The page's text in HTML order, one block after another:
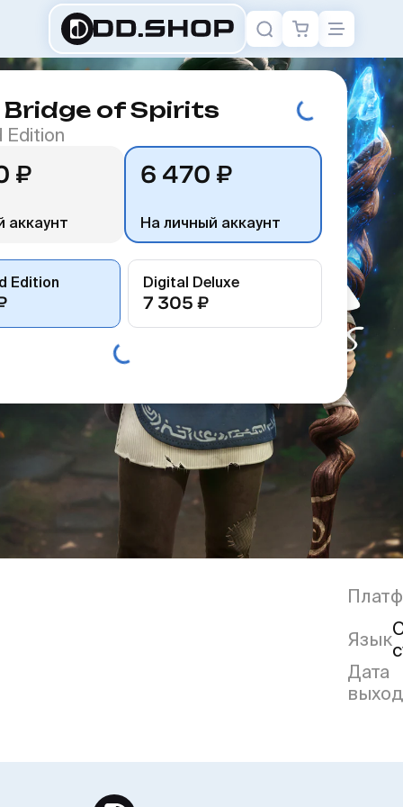
Bridge of Spirits
Edition
₽
аккаунт
6 470 ₽
На личный аккаунт
Edition Digital Deluxe
7 305 ₽
Язык
Дата